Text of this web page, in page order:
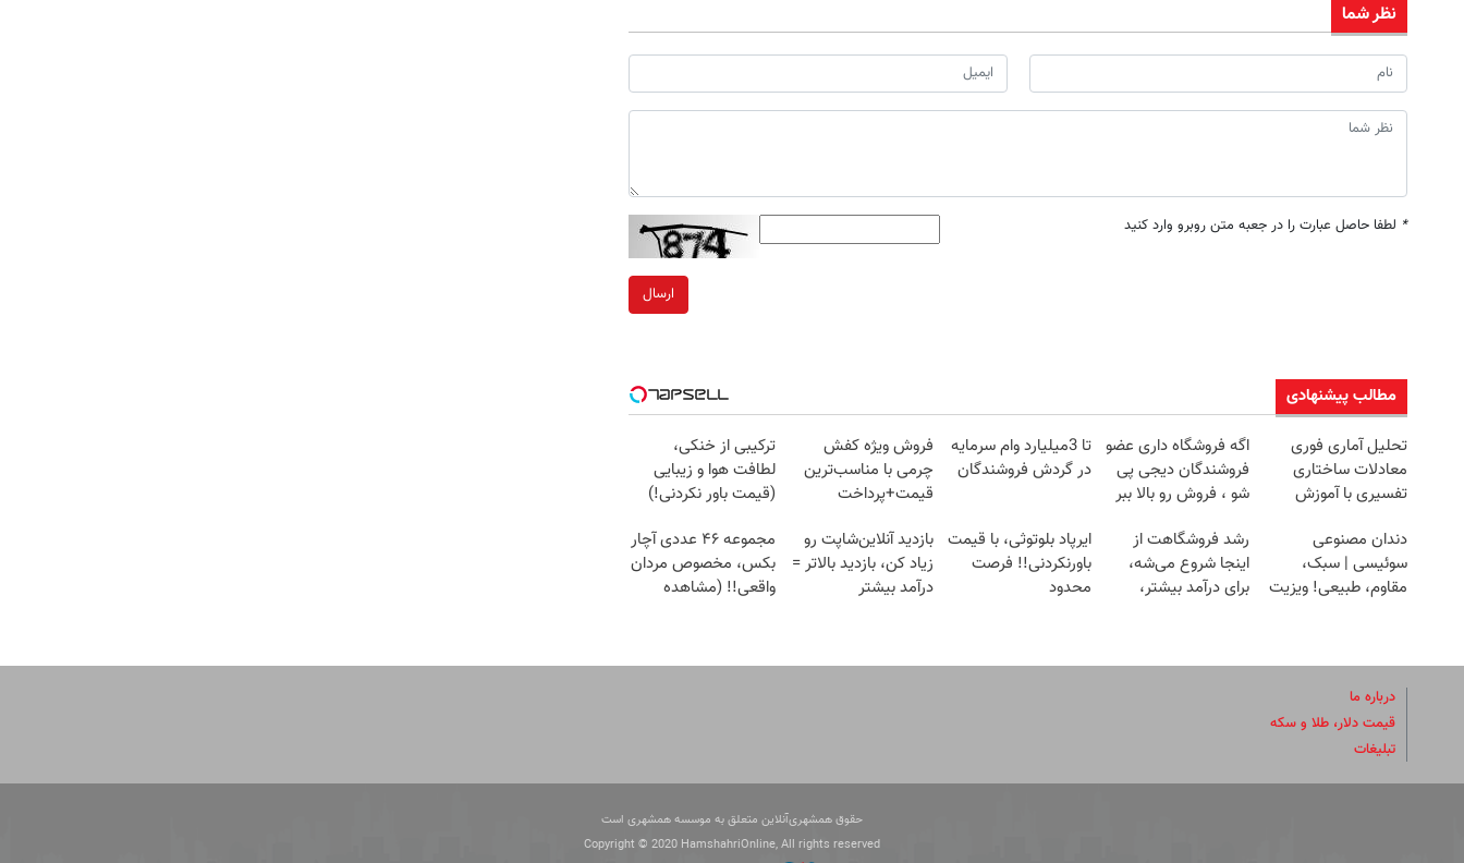
نظر شما
* لطفا حاصل عبارت را در جعبه متن روبرو وارد کنید
ارسال
مطالب پیشنهادی
تحلیل آماری فوری
معادلات ساختاری
تفسیری با آموزش
اگه فروشگاه داری عضو
فروشندگان دیجی پی
شو ، فروش رو بالا ببر
تا 3میلیارد وام سرمایه
در گردش فروشندگان
فروش ویژه کفش
چرمی با مناسب‌ترین
قیمت+پرداخت
ترکیبی از خنکی،
لطافت هوا و زیبایی
(قیمت باور نکردنی!)
دندان مصنوعی
سوئیسی | سبک،
مقاوم، طبیعی! ویزیت
رشد فروشگاهت از
اینجا شروع می‌شه،
برای درآمد بیشتر،
ایرپاد بلوتوثی، با قیمت
باورنکردنی!! فرصت
محدود
بازدید آنلاین‌شاپت رو
زیاد کن، بازدید بالاتر =
درآمد بیشتر
مجموعه ۴۶ عددی آچار
بکس، مخصوص مردان
واقعی!! (مشاهده
درباره ما
قیمت دلار، طلا و سکه
تبلیغات
حقوق همشهری‌آنلاین متعلق به موسسه همشهری است
Copyright © 2020 HamshahriOnline, All rights reserved